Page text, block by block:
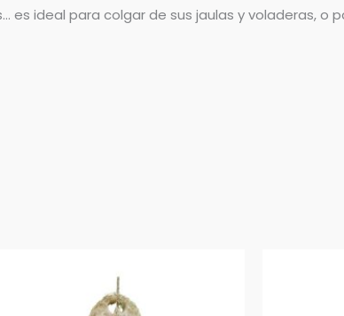
ideal para colgar de sus jaulas y voladeras, o